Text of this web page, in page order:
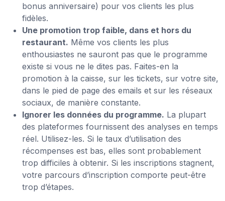
bonus anniversaire) pour vos clients les plus
fidèles.
Une promotion trop faible, dans et hors du
restaurant. Même vos clients les plus
enthousiastes ne sauront pas que le programme
existe si vous ne le dites pas. Faites-en la
promotion à la caisse, sur les tickets, sur votre site,
dans le pied de page des emails et sur les réseaux
sociaux, de manière constante.
Ignorer les données du programme. La plupart
des plateformes fournissent des analyses en temps
réel. Utilisez-les. Si le taux d’utilisation des
récompenses est bas, elles sont probablement
trop difficiles à obtenir. Si les inscriptions stagnent,
votre parcours d’inscription comporte peut-être
trop d’étapes.